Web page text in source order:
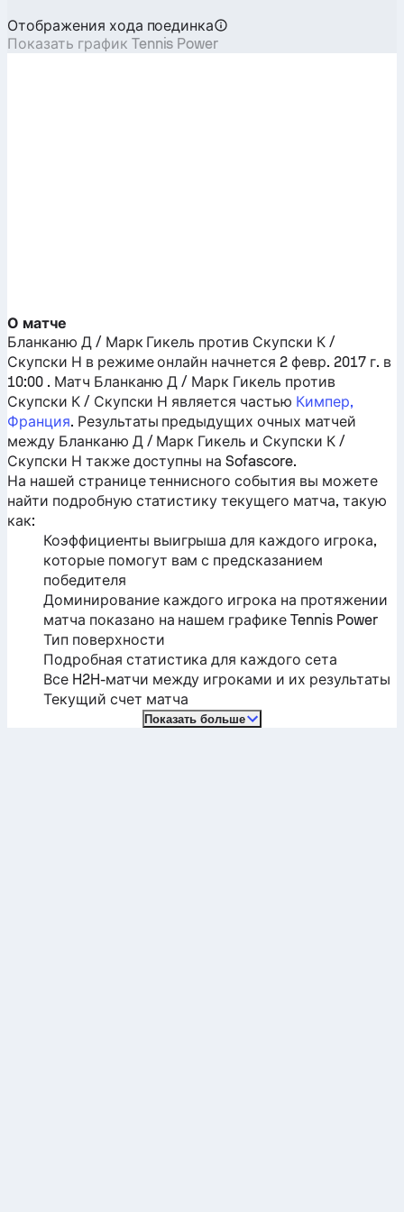
Отображения хода поединка
Показать график Tennis Power
О матче
Бланканю Д / Марк Гикель против Скупски К /
Скупски Н в режиме онлайн начнется 2 февр. 2017 г. в
10:00 . Матч Бланканю Д / Марк Гикель против
Скупски К / Скупски Н является частью Кимпер,
Франция. Результаты предыдущих очных матчей
между Бланканю Д / Марк Гикель и Скупски К /
Скупски Н также доступны на Sofascore.
На нашей странице теннисного события вы можете
найти подробную статистику текущего матча, такую ​​
как:
Коэффициенты выигрыша для каждого игрока,
которые помогут вам с предсказанием
победителя
Доминирование каждого игрока на протяжении
матча показано на нашем графике Tennis Power
Тип поверхности
Подробная статистика для каждого сета
Все H2H-матчи между игроками и их результаты
Текущий счет матча
Показать больше